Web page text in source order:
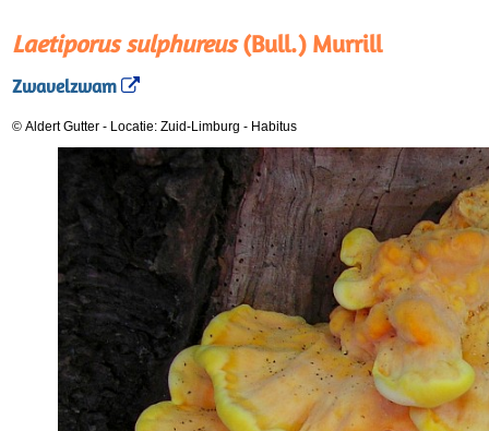
Laetiporus sulphureus(Bull.) Murrill
Zwavelzwam
© Aldert Gutter - Locatie: Zuid-Limburg - Habitus